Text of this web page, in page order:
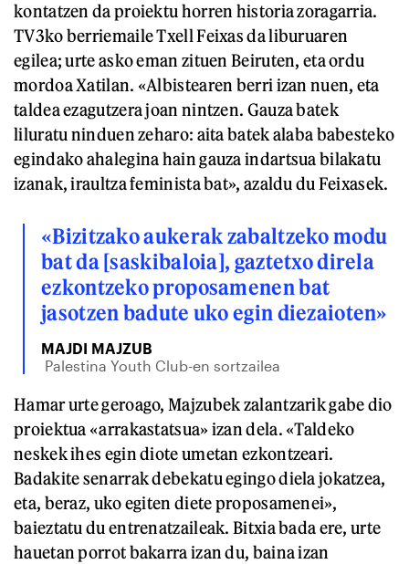
kontatzen da proiektu horren historia zoragarria.
TV3ko berriemaile Txell Feixas da liburuaren
egilea; urte asko eman zituen Beiruten, eta ordu
mordoa Xatilan. «Albistearen berri izan nuen, eta
taldea ezagutzera joan nintzen. Gauza batek
liluratu ninduen zeharo: aita batek alaba babesteko
egindako ahalegina hain gauza indartsua bilakatu
izanak, iraultza feminista bat», azaldu du Feixasek.
«Bizitzako aukerak zabaltzeko modu
bat da [saskibaloia], gaztetxo direla
ezkontzeko proposamenen bat
jasotzen badute uko egin diezaioten»
MAJDI MAJZUB
Palestina Youth Club-en sortzailea
Hamar urte geroago, Majzubek zalantzarik gabe dio
proiektua «arrakastatsua» izan dela. «Taldeko
neskek ihes egin diote umetan ezkontzeari.
Badakite senarrak debekatu egingo diela jokatzea,
eta, beraz, uko egiten diete proposamenei»,
baieztatu du entrenatzaileak. Bitxia bada ere, urte
hauetan porrot bakarra izan du, baina izan